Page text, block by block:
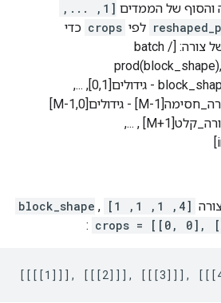
של הממדים
[1, ...,
לפי crops כדי
להפיק את הפלט של צורה: [batch /
block_shape[0] - crops[0, 0] - גידולים[0,1], ...,
צורת_קלט[M] *צורה_חסימה[M-1] - גידולים[M-1,0]
- גידולים[M-1,1],צורה_קלט[M+1] , ...,
[4, 1, 1, 1]
,
block_shape
crops = [[0, 0],
:
[[[[1]]], [[[2]]], [[[3]]],